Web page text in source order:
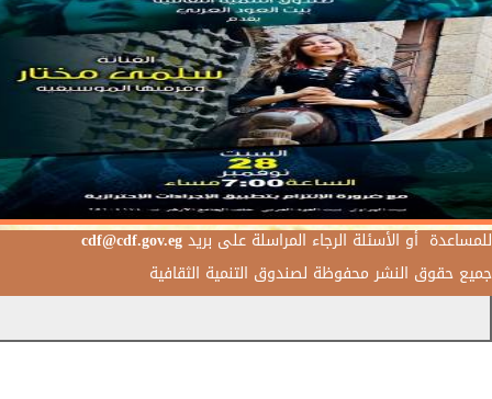
للمساعدة أو الأسئلة الرجاء المراسلة على بريدcdf@cdf.gov.eg
جميع حقوق النشر محفوظة لصندوق التنمية الثقافية